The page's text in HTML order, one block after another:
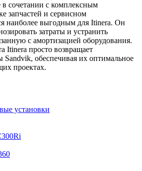
в сочетании с комплексным
запчастей и сервисном
наиболее выгодным для Itinera. Он
затраты и устранить
с амортизацией оборудования.
Itinera просто возвращает
обеспечивая их оптимальное
проектах.
установки